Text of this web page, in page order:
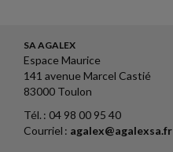
SA AGALEX
Espace Maurice
141 avenue Marcel Castié
83000 Toulon
Tél. : 04 98 00 95 40
Courriel : agalex@agalexsa.fr